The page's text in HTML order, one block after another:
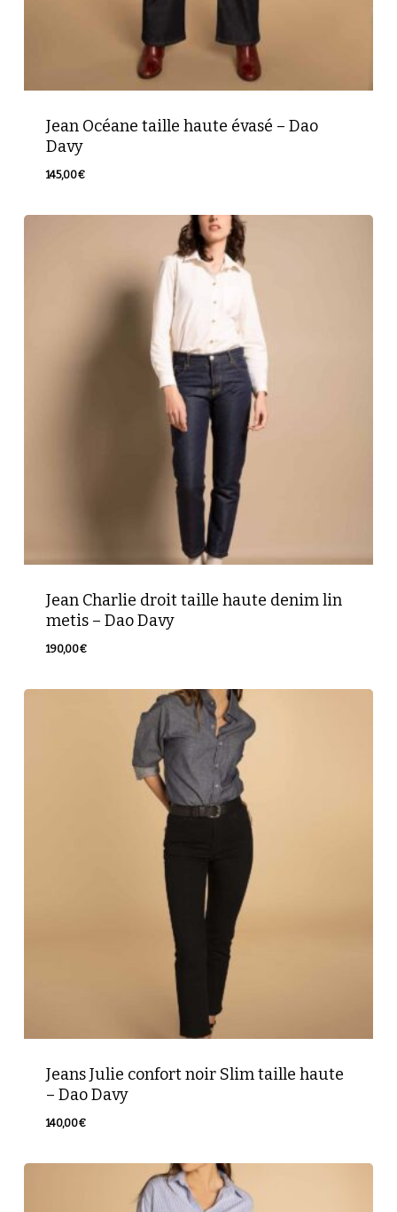
Jean Océane taille haute évasé – Dao
Davy
145,00€
Jean Charlie droit taille haute denim lin
metis – Dao Davy
190,00€
Jeans Julie confort noir Slim taille haute
– Dao Davy
140,00€